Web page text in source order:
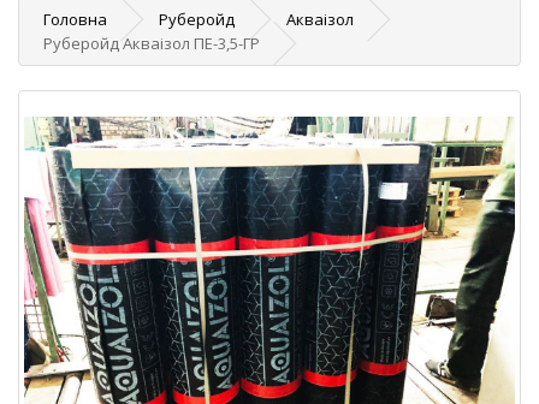
Головна Руберойд
Акваізол
Руберойд Акваізол ПЕ-3,5-ГР